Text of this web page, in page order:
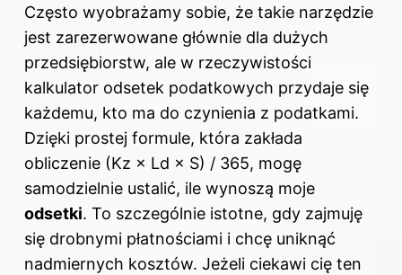
Często wyobrażamy sobie, że takie narzędzie
jest zarezerwowane głównie dla dużych
przedsiębiorstw, ale w rzeczywistości
kalkulator odsetek podatkowych przydaje się
każdemu, kto ma do czynienia z podatkami.
Dzięki prostej formule, która zakłada
obliczenie (Kz × Ld × S) / 365, mogę
samodzielnie ustalić, ile wynoszą moje
odsetki. To szczególnie istotne, gdy zajmuję
się drobnymi płatnościami i chcę uniknąć
nadmiernych kosztów. Jeżeli ciekawi cię ten